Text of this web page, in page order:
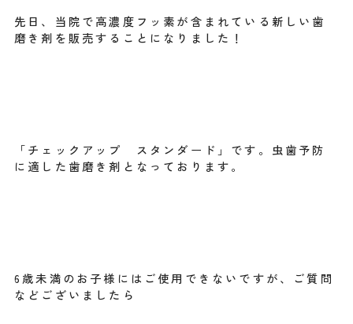
先日、当院で高濃度フッ素が含まれている新しい歯
磨き剤を販売することになりました！
「チェックアップ スタンダード」です。虫歯予防
に適した歯磨き剤となっております。
6歳未満のお子様にはご使用できないですが、ご質問
などございましたら